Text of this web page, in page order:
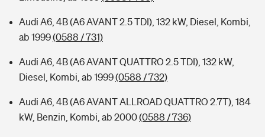
Audi A6, 4B (A6 AVANT 2.5 TDI), 132 kW, Diesel, Kombi,
ab 1999(0588 / 731)
Audi A6, 4B (A6 AVANT QUATTRO 2.5 TDI), 132 kW,
Diesel, Kombi, ab 1999(0588 / 732)
Audi A6, 4B (A6 AVANT ALLROAD QUATTRO 2.7T), 184
kW, Benzin, Kombi, ab 2000(0588 / 736)